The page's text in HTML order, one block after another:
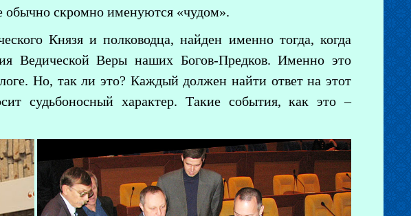
обычно скромно именуются «чудом».
Князя и полководца, найден именно тогда, когда
Ведической Веры наших Богов-Предков. Именно это
Но, так ли это? Каждый должен найти ответ на этот
судьбоносный характер. Такие события, как это –